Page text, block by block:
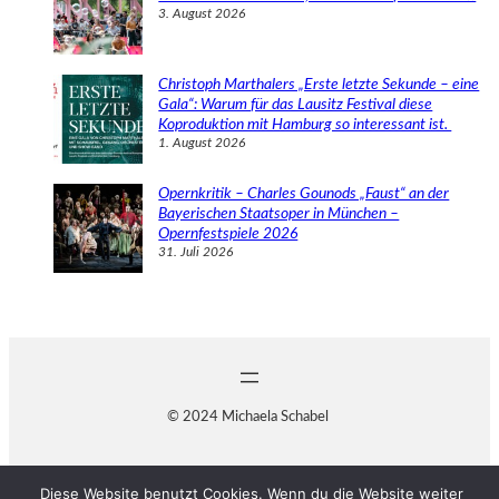
3. August 2026
Christoph Marthalers „Erste letzte Sekunde – eine
Gala“: Warum für das Lausitz Festival diese
Koproduktion mit Hamburg so interessant ist.
1. August 2026
Opernkritik – Charles Gounods „Faust“ an der
Bayerischen Staatsoper in München –
Opernfestspiele 2026
31. Juli 2026
© 2024 Michaela Schabel
Diese Website benutzt Cookies. Wenn du die Website weiter